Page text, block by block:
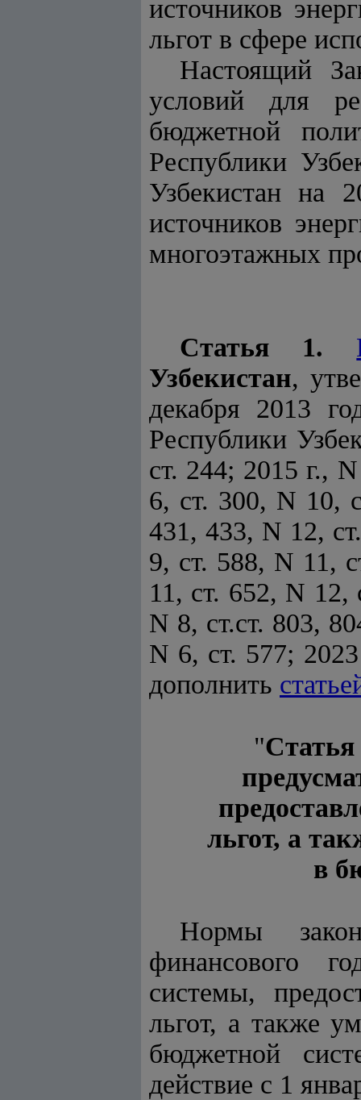
источников
льгот в сфере
Настоящий
условий для
бюджетной
Республики
Узбекистан на
источников
многоэтажных
Статья 1.
Узбекистан,
декабря 2013
Республики
ст. 244; 2015 г.,
6, ст. 300, N 10,
431, 433, N 12,
9, ст. 588, N 11,
11, ст. 652, N 12,
N 8, ст.ст. 803,
N 6, ст. 577;
дополнить
"Статья
льгот, а
в
Нормы
финансового
системы,
льгот, а также
бюджетной
действие с 1